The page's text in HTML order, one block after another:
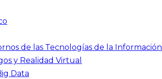
de las Tecnologías de la Información
y Realidad Virtual
Data